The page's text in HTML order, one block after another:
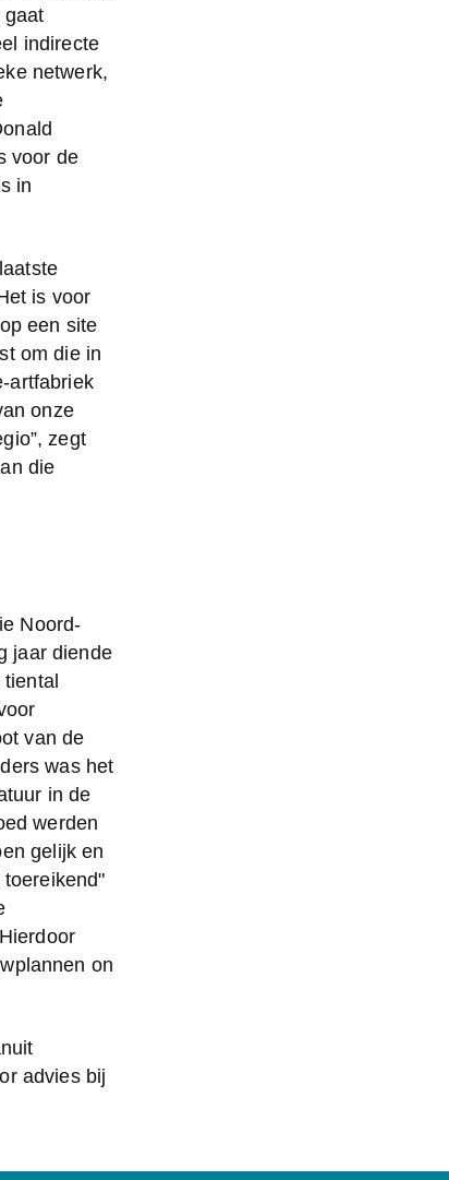
gaat
indirecte
netwerk,
voor de
in
is voor
een site
om die in
artfabriek
onze
zegt
die
Noord-
jaar diende
van de
was het
in de
werden
gelijk en
on
advies bij